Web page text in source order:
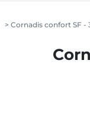
Cornadis confort SF -